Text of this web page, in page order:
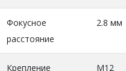
Фокусное
расстояние
2.8 мм
Крепление M12